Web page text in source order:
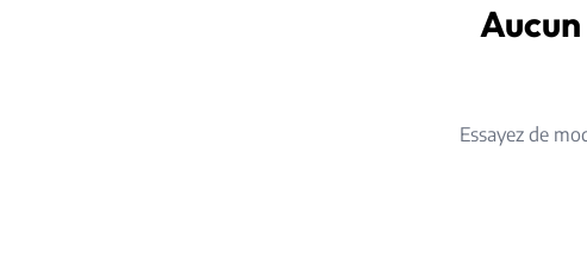
Essayez de